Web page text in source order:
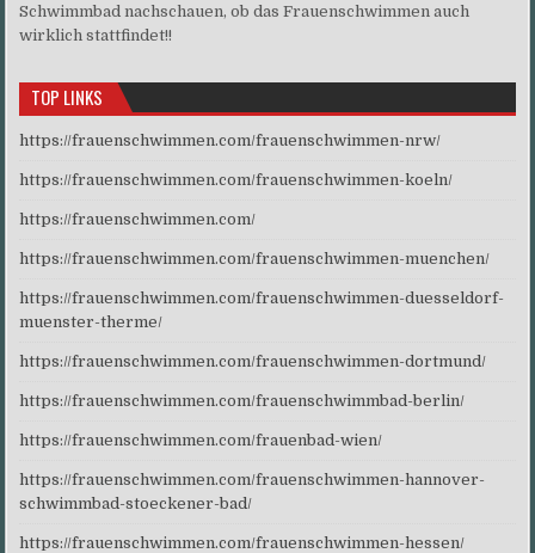
Schwimmbad nachschauen, ob das Frauenschwimmen auch
wirklich stattfindet!!
TOP LINKS
https://frauenschwimmen.com/frauenschwimmen-nrw/
https://frauenschwimmen.com/frauenschwimmen-koeln/
https://frauenschwimmen.com/
https://frauenschwimmen.com/frauenschwimmen-muenchen/
https://frauenschwimmen.com/frauenschwimmen-duesseldorf-
muenster-therme/
https://frauenschwimmen.com/frauenschwimmen-dortmund/
https://frauenschwimmen.com/frauenschwimmbad-berlin/
https://frauenschwimmen.com/frauenbad-wien/
https://frauenschwimmen.com/frauenschwimmen-hannover-
schwimmbad-stoeckener-bad/
https://frauenschwimmen.com/frauenschwimmen-hessen/